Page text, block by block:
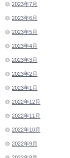
2023年7月
2023年6月
2023年5月
2023年4月
2023年3月
2023年2月
2023年1月
2022年12月
2022年11月
2022年10月
2022年9月